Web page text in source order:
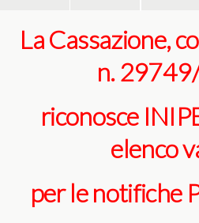
La Cassazione,
n.
riconosce
elenco
per le notifiche